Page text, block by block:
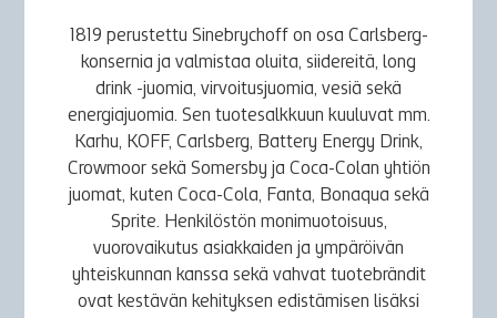
1819 perustettu Sinebrychoff on osa Carlsberg-
konsernia ja valmistaa oluita, siidereitä, long
drink -juomia, virvoitusjuomia, vesiä sekä
energiajuomia. Sen tuotesalkkuun kuuluvat mm.
Karhu, KOFF, Carlsberg, Battery Energy Drink,
Crowmoor sekä Somersby ja Coca-Colan yhtiön
juomat, kuten Coca-Cola, Fanta, Bonaqua sekä
Sprite. Henkilöstön monimuotoisuus,
vuorovaikutus asiakkaiden ja ympäröivän
yhteiskunnan kanssa sekä vahvat tuotebrändit
ovat kestävän kehityksen edistämisen lisäksi